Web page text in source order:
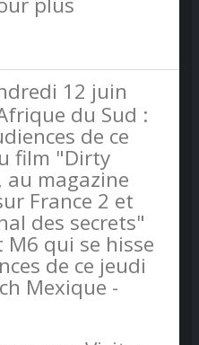
12 juin
du Sud :
de ce
film "Dirty
au magazine
France 2 et
des secrets"
M6 qui se hisse
de ce jeudi
Mexique -